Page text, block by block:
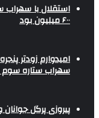
استقلال با
۶۰۰ میلیون بود
امیدوارم زودتر
سهراب ستاره
پیروزی پرگل جوانان